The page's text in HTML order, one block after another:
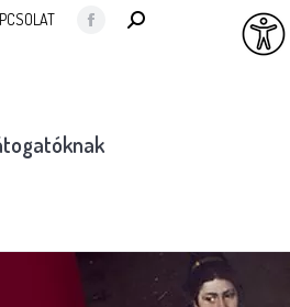
Facebook
new
SEARCH: